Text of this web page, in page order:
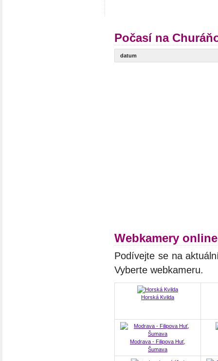
Počasí na
datum
Webkamery
Podívejte se na
Vyberte webkameru.
Horská Kvilda
Modrava - Filipova Huť,
Šumava